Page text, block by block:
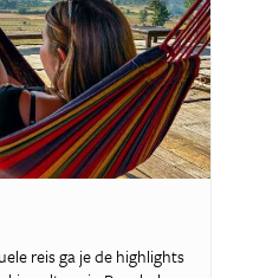
reis ga je de highlights